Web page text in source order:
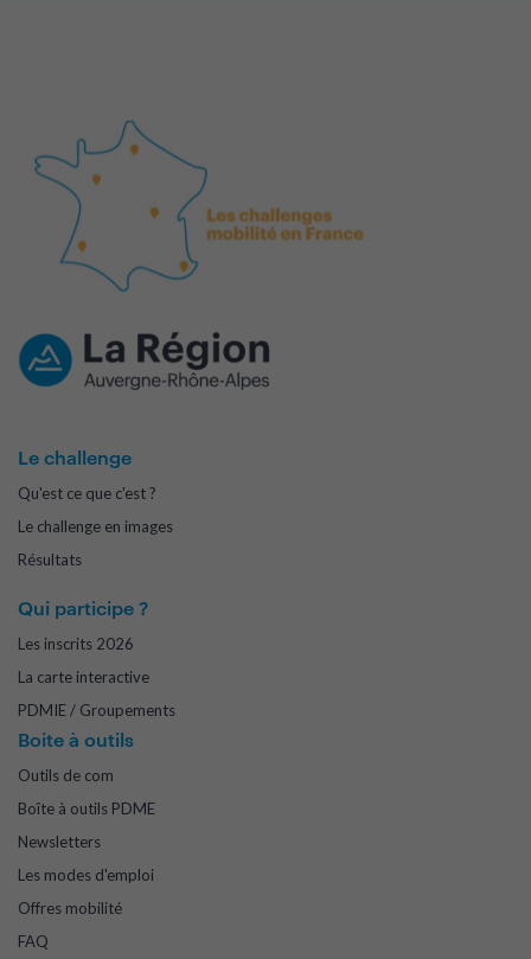
Le challenge
Qu'est ce que c'est ?
Le challenge en images
Résultats
Qui participe ?
Les inscrits 2026
La carte interactive
PDMIE / Groupements
Boite à outils
Outils de com
Boîte à outils PDME
Newsletters
Les modes d'emploi
Offres mobilité
FAQ